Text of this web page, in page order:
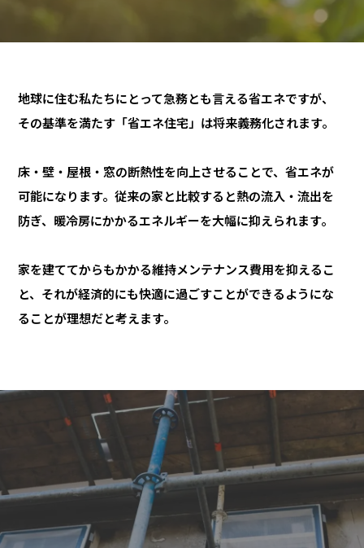
地球に住む私たちにとって急務とも言える省エネですが、
その基準を満たす「省エネ住宅」は将来義務化されます。
床・壁・屋根・窓の断熱性を向上させることで、省エネが
可能になります。従来の家と比較すると熱の流入・流出を
防ぎ、暖冷房にかかるエネルギーを大幅に抑えられます。
家を建ててからもかかる維持メンテナンス費用を抑えるこ
と、それが経済的にも快適に過ごすことができるようにな
ることが理想だと考えます。